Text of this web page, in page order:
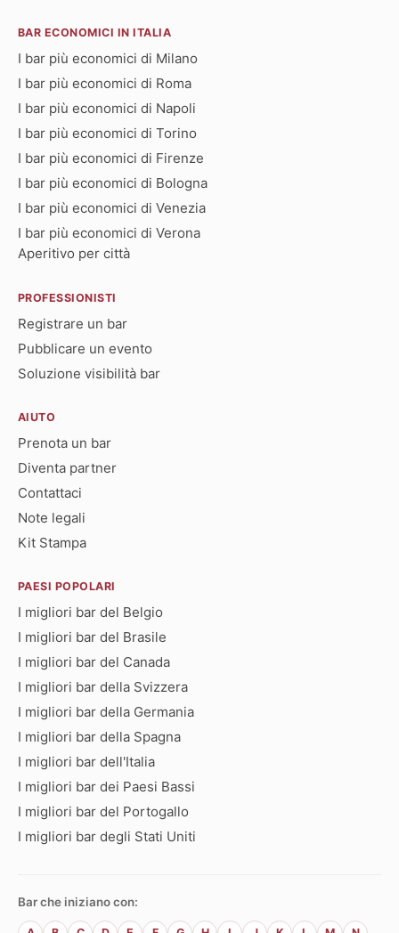
BAR ECONOMICI IN ITALIA
I bar più economici di Milano
I bar più economici di Roma
I bar più economici di Napoli
I bar più economici di Torino
I bar più economici di Firenze
I bar più economici di Bologna
I bar più economici di Venezia
I bar più economici di Verona
Aperitivo per città
PROFESSIONISTI
Registrare un bar
Pubblicare un evento
Soluzione visibilità bar
AIUTO
Prenota un bar
Diventa partner
Contattaci
Note legali
Kit Stampa
PAESI POPOLARI
I migliori bar del Belgio
I migliori bar del Brasile
I migliori bar del Canada
I migliori bar della Svizzera
I migliori bar della Germania
I migliori bar della Spagna
I migliori bar dell'Italia
I migliori bar dei Paesi Bassi
I migliori bar del Portogallo
I migliori bar degli Stati Uniti
Bar che iniziano con: